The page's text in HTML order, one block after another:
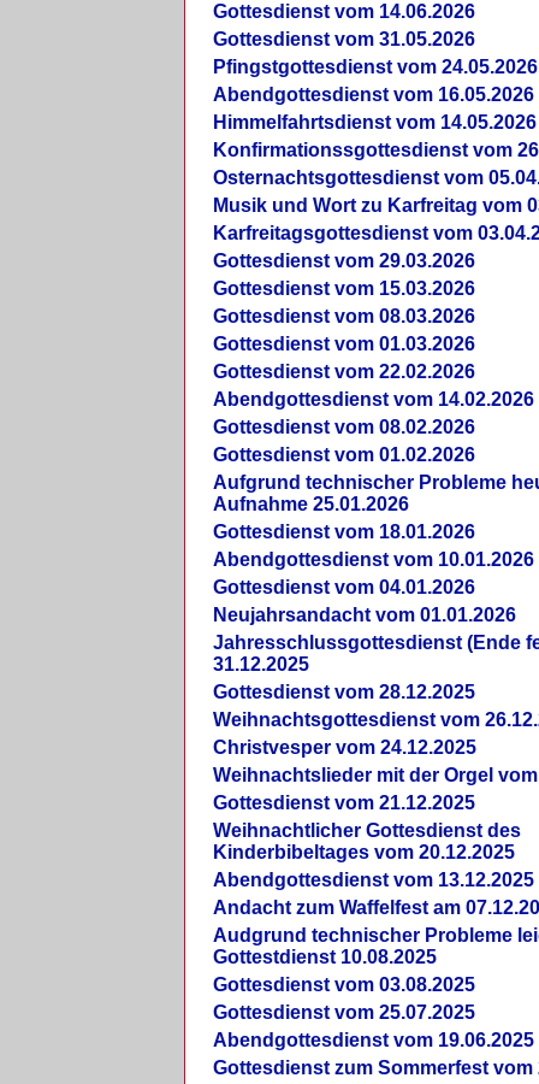
Gottesdienst vom 14.06.2026
Gottesdienst vom 31.05.2026
Pfingstgottesdienst vom 24.05.2026
Abendgottesdienst vom 16.05.2026
Himmelfahrtsdienst vom 14.05.2026
Konfirmationssgottesdienst vom
Osternachtsgottesdienst vom
Musik und Wort zu Karfreitag vom
Karfreitagsgottesdienst vom
Gottesdienst vom 29.03.2026
Gottesdienst vom 15.03.2026
Gottesdienst vom 08.03.2026
Gottesdienst vom 01.03.2026
Gottesdienst vom 22.02.2026
Abendgottesdienst vom 14.02.2026
Gottesdienst vom 08.02.2026
Gottesdienst vom 01.02.2026
Aufgrund technischer Probleme
Aufnahme 25.01.2026
Gottesdienst vom 18.01.2026
Abendgottesdienst vom 10.01.2026
Gottesdienst vom 04.01.2026
Neujahrsandacht vom 01.01.2026
Jahresschlussgottesdienst (Ende
31.12.2025
Gottesdienst vom 28.12.2025
Weihnachtsgottesdienst vom
Christvesper vom 24.12.2025
Weihnachtslieder mit der Orgel vom
Gottesdienst vom 21.12.2025
Weihnachtlicher Gottesdienst des
Kinderbibeltages vom 20.12.2025
Abendgottesdienst vom 13.12.2025
Andacht zum Waffelfest am
Audgrund technischer Probleme
Gottestdienst 10.08.2025
Gottesdienst vom 03.08.2025
Gottesdienst vom 25.07.2025
Abendgottesdienst vom 19.06.2025
Gottesdienst zum Sommerfest vom